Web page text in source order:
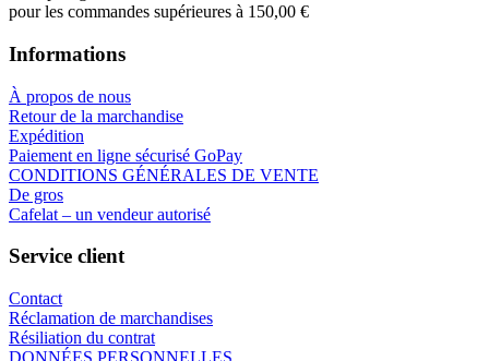
pour les commandes supérieures à 150,00 €
Informations
À propos de nous
Retour de la marchandise
Expédition
Paiement en ligne sécurisé GoPay
CONDITIONS GÉNÉRALES DE VENTE
De gros
Cafelat – un vendeur autorisé
Service client
Contact
Réclamation de marchandises
Résiliation du contrat
DONNÉES PERSONNELLES